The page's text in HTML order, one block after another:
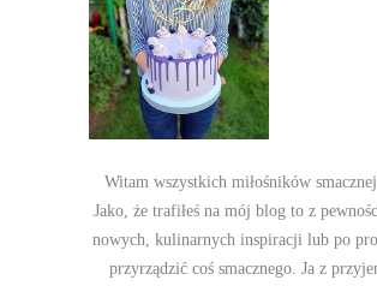
Witam wszystkich miłośników
Jako, że trafiłeś na mój blog to z
nowych, kulinarnych inspiracji lub po
przyrządzić coś smacznego. Ja z